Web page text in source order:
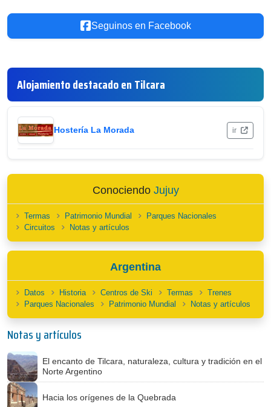
Seguinos en Facebook
Alojamiento destacado en Tilcara
Hostería La Morada ir
Conociendo Jujuy
Termas Patrimonio Mundial
Parques Nacionales
Circuitos
Notas y artículos
Argentina
Datos Historia Centros de Ski Termas
Trenes
Parques Nacionales
Patrimonio Mundial Notas y artículos
Notas y artículos
El encanto de Tilcara, naturaleza, cultura y tradición en el
Norte Argentino
Hacia los orígenes de la Quebrada